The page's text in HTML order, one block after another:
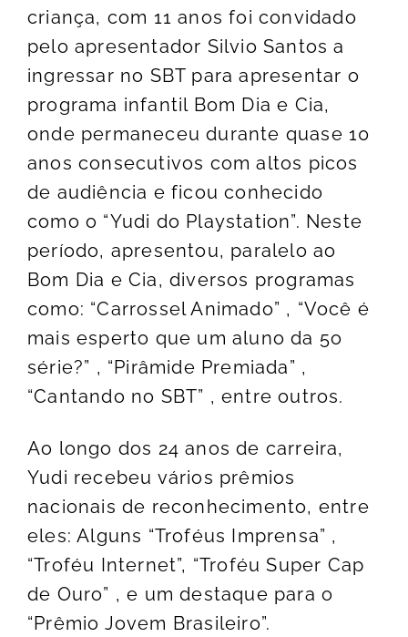
criança, com 11 anos foi convidado
pelo apresentador Silvio Santos a
ingressar no SBT para apresentar o
programa infantil Bom Dia e Cia,
onde permaneceu durante quase 10
anos consecutivos com altos picos
de audiência e ficou conhecido
como o “Yudi do Playstation”. Neste
período, apresentou, paralelo ao
Bom Dia e Cia, diversos programas
como: “Carrossel Animado” , “Você é
mais esperto que um aluno da 5o
série?” , “Pirâmide Premiada” ,
“Cantando no SBT” , entre outros.
Ao longo dos 24 anos de carreira,
Yudi recebeu vários prêmios
nacionais de reconhecimento, entre
eles: Alguns “Troféus Imprensa” ,
“Troféu Internet”, “Troféu Super Cap
de Ouro” , e um destaque para o
“Prêmio Jovem Brasileiro”.